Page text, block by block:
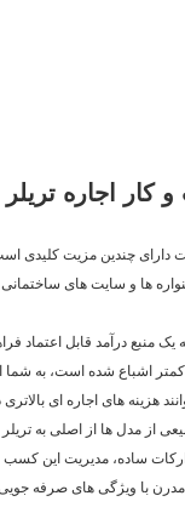
اجاره تریلر
دارای چندین مزیت کلیدی
ها و سایت های ساختمانی
یک منبع درآمد قابل اعتماد
اشباع شده است، به شما
هزینه های اجاره ای
از مدل ها از اصلی به
ساده، مدیریت این
مدرن با ویژگی های صرفه